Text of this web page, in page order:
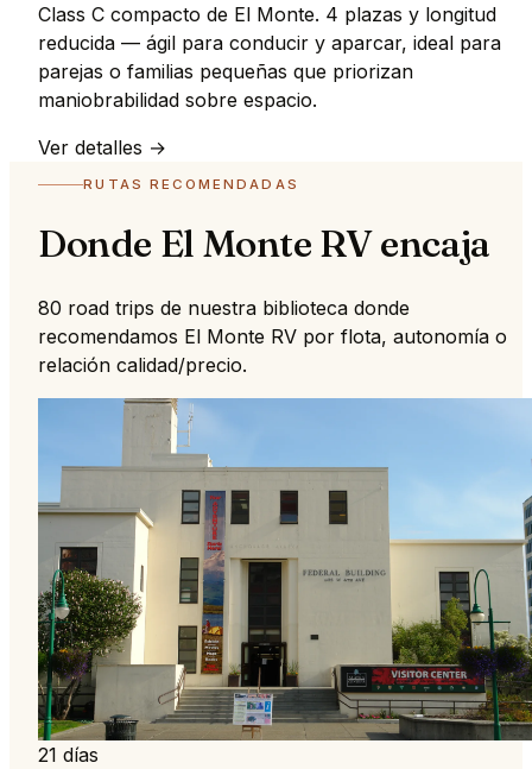
Class C compacto de El Monte. 4 plazas y longitud
reducida — ágil para conducir y aparcar, ideal para
parejas o familias pequeñas que priorizan
maniobrabilidad sobre espacio.
Ver detalles →
RUTAS RECOMENDADAS
Donde El Monte RV encaja
80 road trips de nuestra biblioteca donde
recomendamos El Monte RV por flota, autonomía o
relación calidad/precio.
21 días